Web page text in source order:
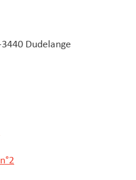
Dudelange